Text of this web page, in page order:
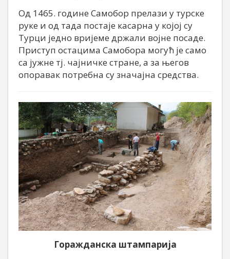
Од 1465. године Самобор прелази у турске
руке и од тада постаје касарна у којој су
Турци једно вријеме држали војне посаде.
Приступ остацима Самобора могућ је само
са јужне тј. чајничке стране, а за његов
опоравак потребна су значајна средства.
Горажданска штампарија